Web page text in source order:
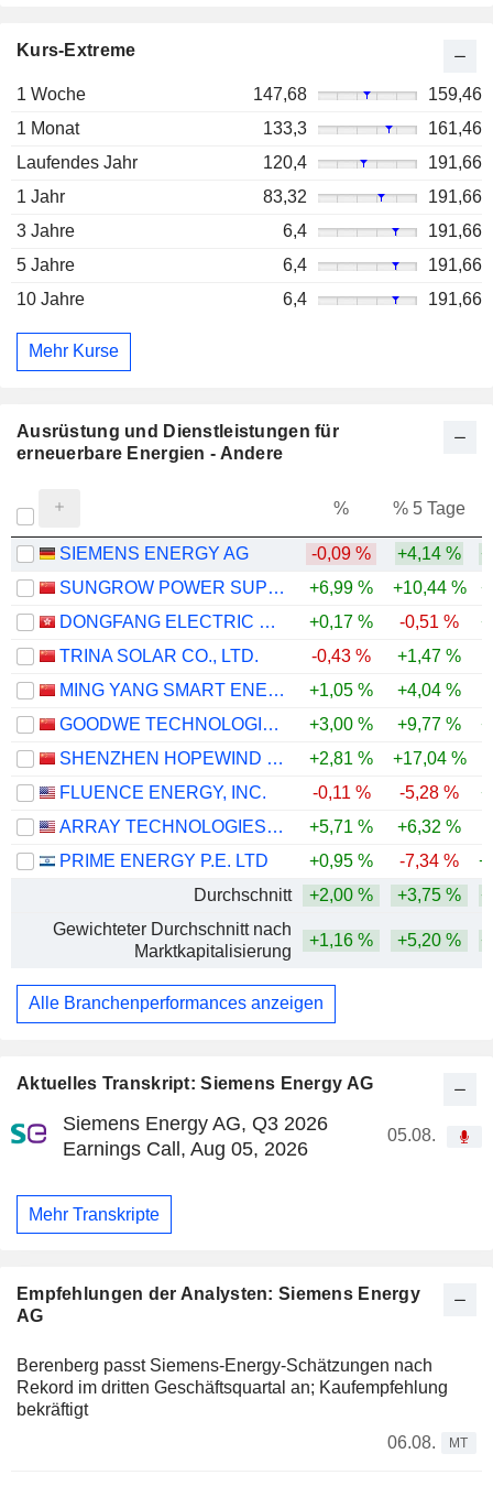
Aktuelles Transkript: Siemens Energy AG
Siemens Energy AG, Q3 2026
Earnings Call, Aug 05, 2026
05.08.
Mehr Transkripte
Empfehlungen der Analysten: Siemens Energy
AG
Berenberg passt Siemens-Energy-Schätzungen nach
Rekord im dritten Geschäftsquartal an; Kaufempfehlung
bekräftigt
06.08.
MT
Kurs-Extreme
1 Woche 147,68
159,46
1 Monat
133,3
161,46
Laufendes Jahr
120,4
191,66
1 Jahr
83,32
191,66
3 Jahre
6,4
191,66
5 Jahre
6,4
191,66
10 Jahre
6,4 191,66
Mehr Kurse
Ausrüstung und Dienstleistungen für
erneuerbare Energien - Andere
% % 5 Tage
SIEMENS ENERGY AG -0,09 % +4,14 %
SUNGROW POWER SUPPLY CO., LTD.
+6,99 % +10,44 %
DONGFANG ELECTRIC CORPORATION LIMITED
+0,17 % -0,51 %
TRINA SOLAR CO., LTD.
-0,43 % +1,47 %
MING YANG SMART ENERGY GROUP LIMITED
+1,05 % +4,04 %
GOODWE TECHNOLOGIES CO., LTD.
+3,00 % +9,77 %
SHENZHEN HOPEWIND ELECTRIC CO., LTD.
+2,81 % +17,04 %
FLUENCE ENERGY, INC.
-0,11 % -5,28 %
ARRAY TECHNOLOGIES, INC.
+5,71 % +6,32 %
PRIME ENERGY P.E. LTD
+0,95 % -7,34 %
Durchschnitt
+2,00 % +3,75 %
Gewichteter Durchschnitt nach
Marktkapitalisierung
+1,16 % +5,20 %
Alle Branchenperformances anzeigen